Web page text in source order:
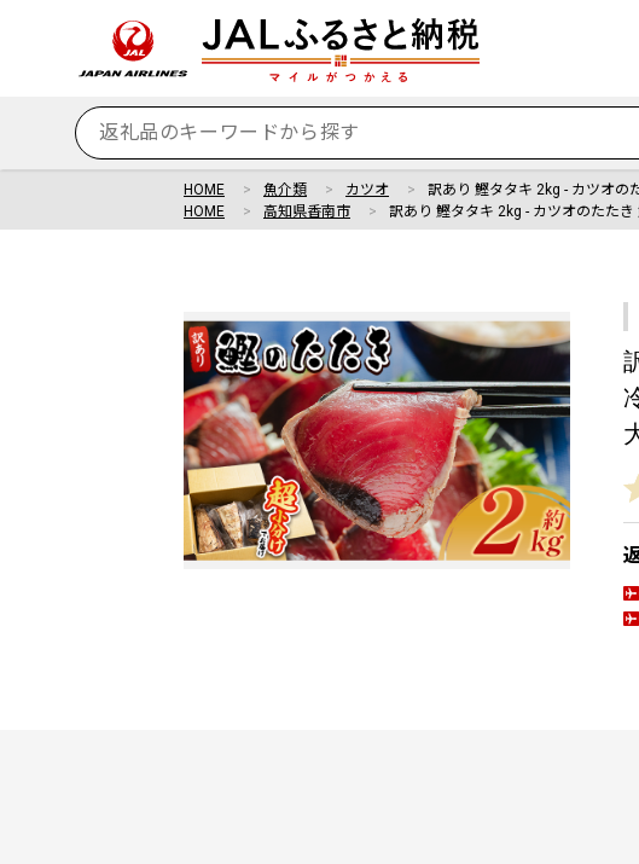
HOME 魚介類 カツオ 訳あり 鰹タタキ 2kg - カツオの
HOME
高知県香南市 訳あり 鰹タタキ 2kg - カツオのたたき